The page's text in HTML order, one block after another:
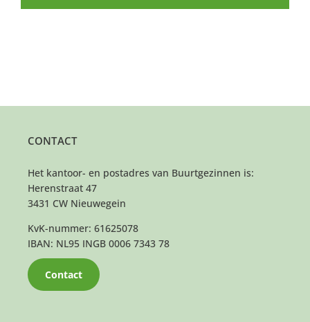
CONTACT
Het kantoor- en postadres van Buurtgezinnen is:
Herenstraat 47
3431 CW Nieuwegein
KvK-nummer: 61625078
IBAN: NL95 INGB 0006 7343 78
Contact